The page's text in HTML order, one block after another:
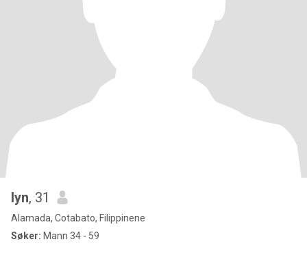
lyn, 31
Alamada, Cotabato, Filippinene
Søker: Mann 34 - 59